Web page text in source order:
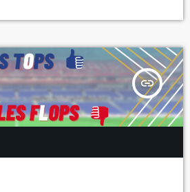
à 18h30. C'est une rencontre qui sera
insert_link